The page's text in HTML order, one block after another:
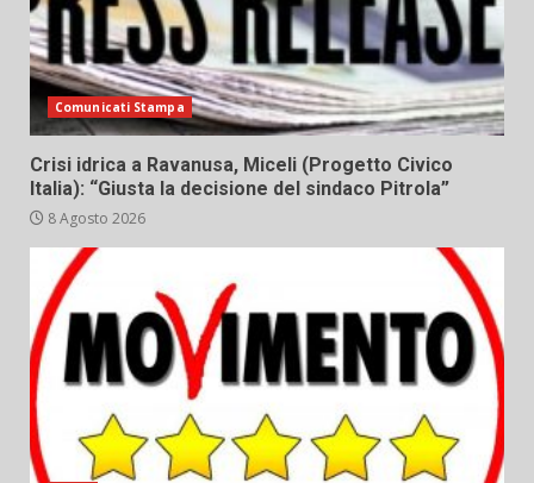
Comunicati Stampa
Crisi idrica a Ravanusa, Miceli (Progetto Civico
Italia): “Giusta la decisione del sindaco Pitrola”
8 Agosto 2026